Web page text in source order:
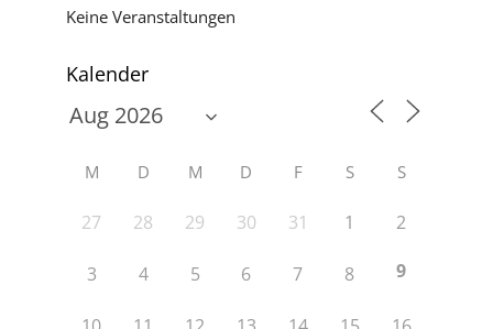
Keine Veranstaltungen
Kalender
M D M D F S S
27 28 29 30 31 1 2
3 4 5 6 7 8 9